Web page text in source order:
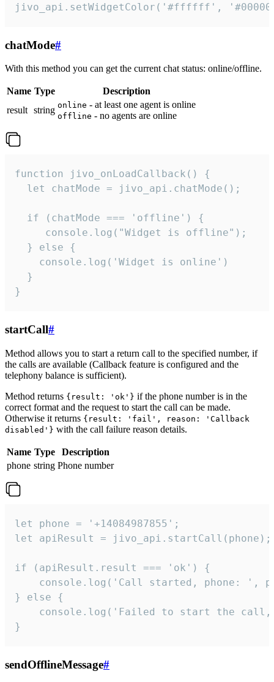
jivo_api.setWidgetColor('#ffffff',
chatMode#
With this method you can get the current chat status: online/offline.
Name Type
Description
result string online - at least one agent is online
offline - no agents are online
function jivo_onLoadCallback() {
  let chatMode = jivo_api.chatMode();
  if (chatMode === 'offline') {
     console.log("Widget is offline");
  } else {
    console.log('Widget is online')
  }
}
startCall#
Method allows you to start a return call to the specified number, if
the calls are available (Callback feature is configured and the
telephony balance is sufficient).
Method returns {result: 'ok'} if the phone number is in the
correct format and the request to start the call can be made.
Otherwise it returns {result: 'fail', reason: 'Callback
disabled'} with the call failure reason details.
Name Type
Description
phone string Phone number
let phone = '+14084987855';
let apiResult = jivo_api.startCall(phone);
if (apiResult.result === 'ok') {
console.log('Call started, phone: ',
} else {
console.log('Failed to start the
}
sendOfflineMessage#